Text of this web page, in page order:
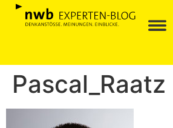
Pascal_Raatz